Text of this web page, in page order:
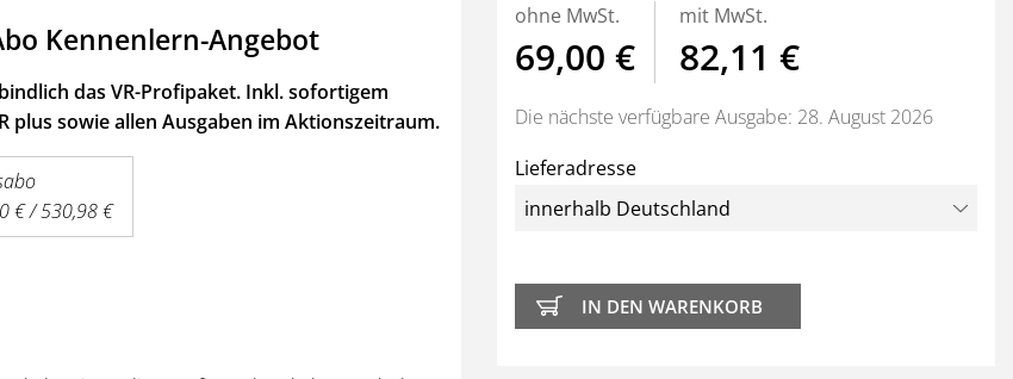
Kennenlern-Angebot
das VR-Profipaket. Inkl. sofortigem
plus sowieallen Ausgaben im Aktionszeitraum.
€ / 530,98 €
ohne MwSt.
69,00 €
mit MwSt.
82,11 €
Die nächste verfügbare Ausgabe: 28. August 2026
Lieferadresse